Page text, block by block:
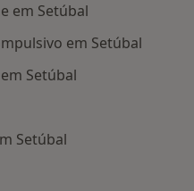
em Setúbal
em Setúbal
Setúbal
Setúbal